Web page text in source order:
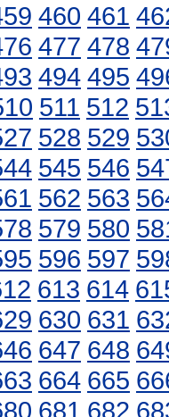
460 461
477 478
494 495
511 512
528 529
545 546
562 563
579 580
596 597
613 614
630 631
647 648
664 665
681 682